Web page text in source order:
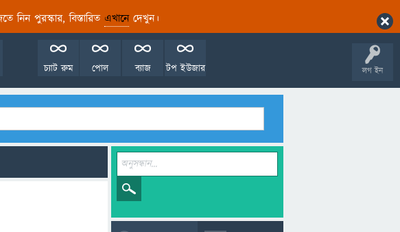
নিন পুরস্কার, বিস্তারিত এখানেদেখুন।
লগ ইন
টপ ইউজার
ব্যাজ
পোল
চ্যাট রুম